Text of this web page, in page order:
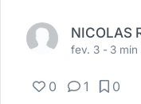
fev. 3 - 3 min
0 1 0